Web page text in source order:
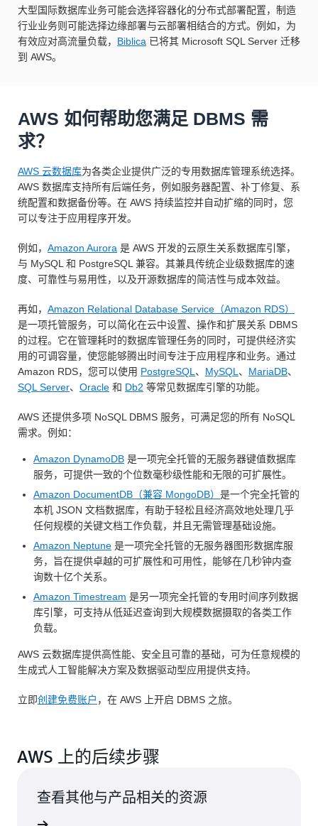
大型国际数据库业务可能会选择容器化的分布式部署配置，制造
行业业务则可能选择边缘部署与云部署相结合的方式。例如，为
有效应对高流量负载， Biblica 已将其 Microsoft SQL Server 迁移
到 AWS。
AWS 如何帮助您满足 DBMS 需
求？
AWS 云数据库为各类企业提供广泛的专用数据库管理系统选择。
AWS 数据库支持所有后端任务，例如服务器配置、补丁修复、系
统配置和数据备份等。在 AWS 持续监控并自动扩缩的同时，您
可以专注于应用程序开发。
例如， Amazon Aurora 是 AWS 开发的云原生关系数据库引擎，
与 MySQL 和 PostgreSQL 兼容。其兼具传统企业级数据库的速
度、可靠性与易用性，以及开源数据库的简洁性与成本效益。
再如， Amazon Relational Database Service（Amazon RDS）
是一项托管服务，可以简化在云中设置、操作和扩展关系 DBMS
的过程。它在管理耗时的数据库管理任务的同时，可提供经济实
用的可调容量，使您能够腾出时间专注于应用程序和业务。通过
Amazon RDS，您可以使用 PostgreSQL、 MySQL、 MariaDB、
SQL Server、 Oracle 和 Db2 等常见数据库引擎的功能。
AWS 还提供多项 NoSQL DBMS 服务，可满足您的所有 NoSQL
需求。例如：
Amazon DynamoDB 是一项完全托管的无服务器键值数据库
服务，可提供一致的个位数毫秒级性能和无限的可扩展性。
Amazon DocumentDB（兼容 MongoDB） 是一个完全托管的
本机 JSON 文档数据库，有助于轻松且经济高效地处理几乎
任何规模的关键文档工作负载，并且无需管理基础设施。
Amazon Neptune 是一项完全托管的无服务器图形数据库服
务，旨在提供卓越的可扩展性和可用性，能够在几秒钟内查
询数十亿个关系。
Amazon Timestream 是另一项完全托管的专用时间序列数据
库引擎，可支持从低延迟查询到大规模数据摄取的各类工作
负载。
AWS 云数据库提供高性能、安全且可靠的基础，可为任意规模的
生成式人工智能解决方案及数据驱动型应用提供支持。
立即创建免费账户 ，在 AWS 上开启 DBMS 之旅。
AWS 上的后续步骤
查看其他与产品相关的资源